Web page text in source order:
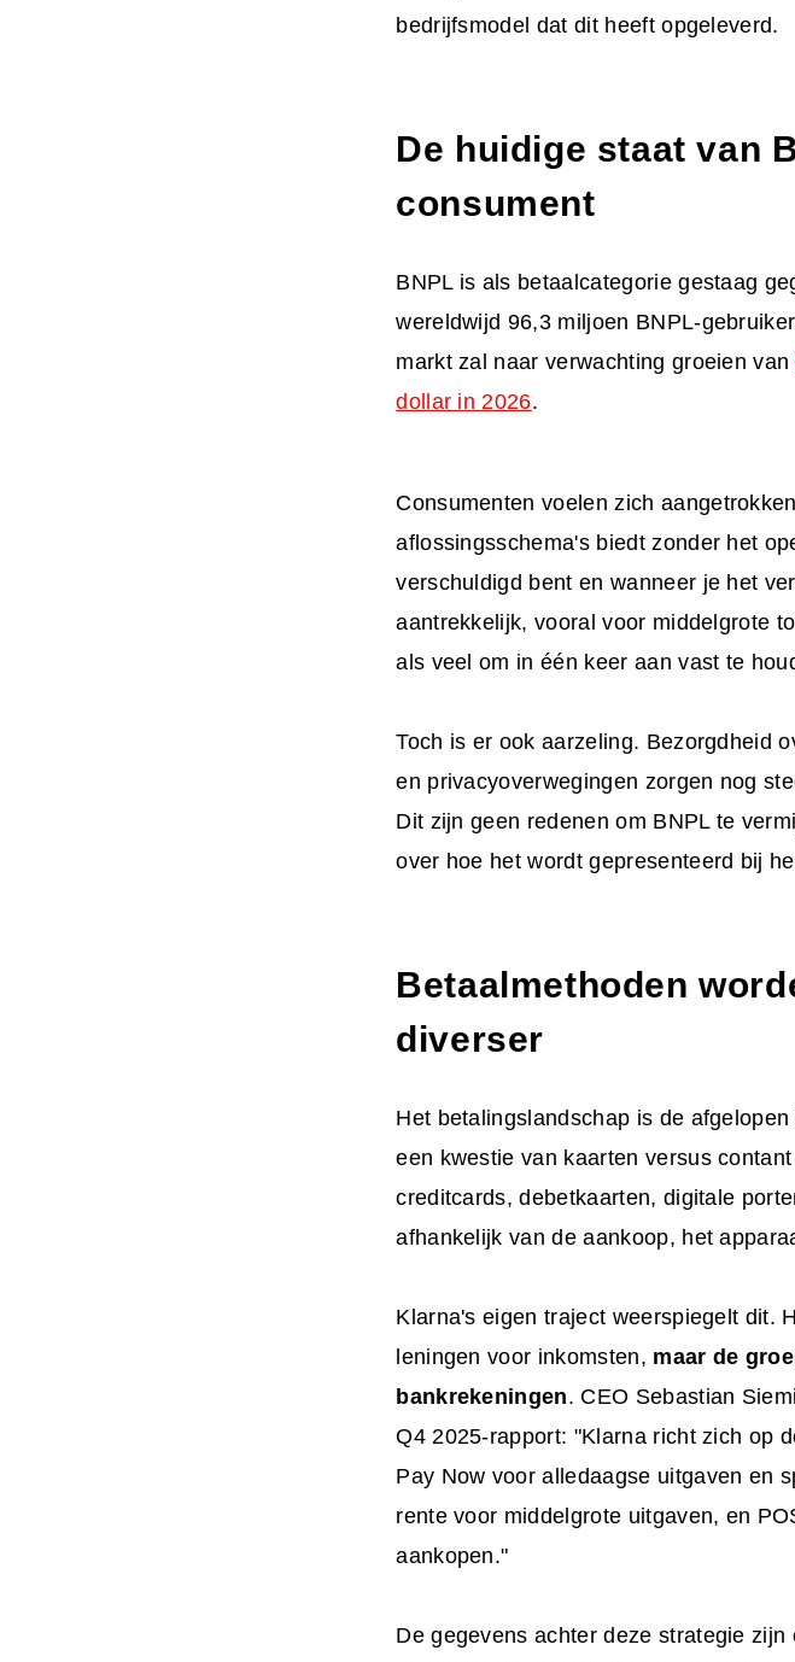
bedrijfsmodel dat dit heeft opgeleverd.
De huidige staat van
consument
BNPL is als betaalcategorie gestaag
wereldwijd 96,3 miljoen BNPL-
markt zal naar verwachting groeien van
dollar in 2026.
Consumenten voelen zich
aflossingsschema's biedt zonder het
verschuldigd bent en wanneer je het
aantrekkelijk, vooral voor middelgrote
als veel om in één keer aan vast te
Toch is er ook aarzeling. Bezorgdheid
en privacyoverwegingen zorgen nog
Dit zijn geen redenen om BNPL te
over hoe het wordt gepresenteerd bij
Betaalmethoden
diverser
Het betalingslandschap is de
een kwestie van kaarten versus
creditcards, debetkaarten, digitale
afhankelijk van de aankoop, het
Klarna's eigen traject weerspiegelt dit.
leningen voor inkomsten, maar de
bankrekeningen. CEO Sebastian
Q4 2025-rapport: "Klarna richt zich op
Pay Now voor alledaagse uitgaven en
rente voor middelgrote uitgaven, en
aankopen."
De gegevens achter deze strategie